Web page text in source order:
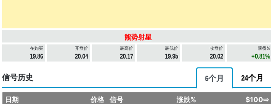
熊势射星
在购买
19.86
开盘价
20.04
最高价
20.17
最低价
19.95
收盘价
20.02
获得%
+0.81%
信号历史 6个月 24个月
日期 价格 信号 涨跌% $100⇨